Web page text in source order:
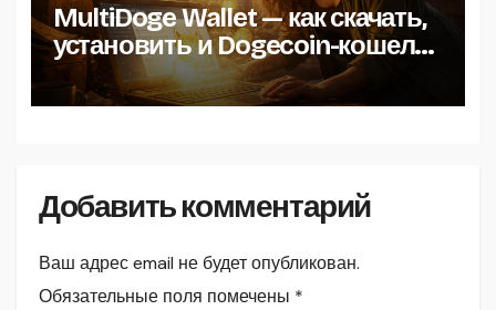
MultiDoge Wallet — как скачать,
установить и Dogecoin-кошелёк
на Windows
Добавить комментарий
Ваш адрес email не будет опубликован.
Обязательные поля помечены *